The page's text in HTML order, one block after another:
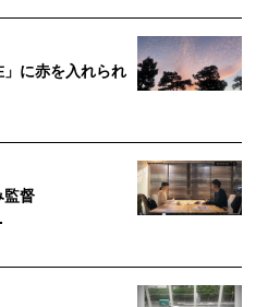
に赤を入れられ
監督